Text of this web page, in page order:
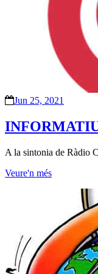
Jun 25, 2021
A la sintonia de Ràdio
Veure'n més